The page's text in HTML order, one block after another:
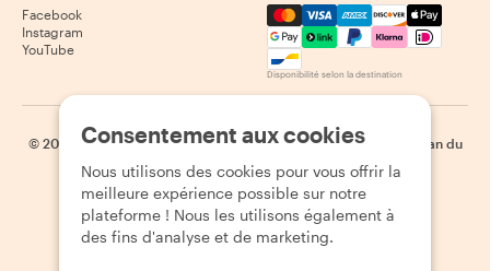
Facebook
Instagram
YouTube
Mastercard, Visa, Amex,
Disponibilité selon la destination
© 2026 Withlocals.com | Politique de confidentialité | Cookies
Plan du
site
Consentement aux cookies
Nous utilisons des cookies pour vous offrir la
meilleure expérience possible sur notre
plateforme ! Nous les utilisons également à
des fins d'analyse et de marketing.